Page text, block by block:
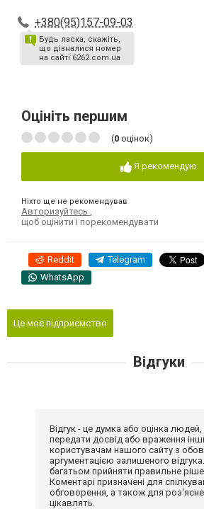
+380(95)157-09-03
Будь ласка, скажіть,
що дізналися номер
на сайті 6262.com.ua
Оцініть першим
(0 оцінок)
Я рекомендую
Ніхто ще не рекомендував
Авторизуйтесь
щоб оцінити і порекомендувати
Reddit Telegram
WhatsApp
Це моє підприємство
Відгуки
Відгук - це думка або оцінка
передати досвід або враження
користувачам нашого сайту з
аргументацією залишеного
багатьом прийняти правильне
Коментарі призначені для
обговорення, а також для
цікавлять.